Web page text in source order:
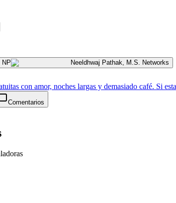
NP Neeldhwaj Pathak M.S. Networks
con amor, noches largas y demasiado café. Si
Comentarios